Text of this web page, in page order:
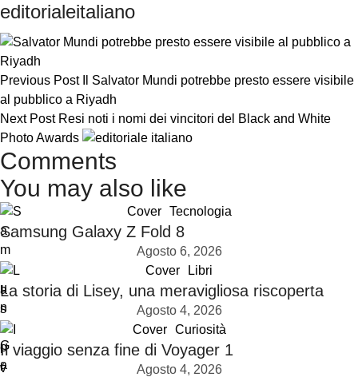
editorialeitaliano
Previous Post
Il Salvator Mundi potrebbe presto essere visibile
al pubblico a Riyadh
Next Post Resi noti i nomi dei vincitori del Black and White
Photo Awards
Comments
You may also like
Cover Tecnologia
Samsung Galaxy Z Fold 8
Agosto 6, 2026
Cover
Libri
La storia di Lisey, una meravigliosa riscoperta
Agosto 4, 2026
Cover
Curiosità
Il viaggio senza fine di Voyager 1
Agosto 4, 2026